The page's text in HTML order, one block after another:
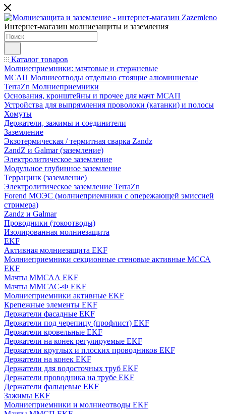
Интернет-магазин молниезащиты и заземления
Каталог товаров
Молниеприемники: мачтовые и стержневые
МСАП Молниеотводы отдельно стоящие алюминиевые
TerraZn Молниеприемники
Основания, кронштейны и прочее для мачт МСАП
Устройства для выпрямления проволоки (катанки) и полосы
Хомуты
Держатели, зажимы и соединители
Заземление
Экзотермическая / термитная сварка Zandz
ZandZ и Galmar (заземление)
Электролитическое заземление
Модульное глубинное заземление
Террацинк (заземление)
Электролитическое заземление TerraZn
Forend МОЭС (молниеприемники с опережающей эмиссией
стримера)
Zandz и Galmar
Проводники (токоотводы)
Изолированная молниезащита
EKF
Активная молниезащита EKF
Молниеприемники секционные стеновые активные МССА
EKF
Мачты ММСАА EKF
Мачты ММСАС-Ф EKF
Молниеприемники активные EKF
Крепежные элементы EKF
Держатели фасадные EKF
Держатели под черепицу (профлист) EKF
Держатели кровельные EKF
Держатели на конек регулируемые EKF
Держатели круглых и плоских проводников EKF
Держатели на конек EKF
Держатели для водосточных труб EKF
Держатели проводника на трубе EKF
Держатели фальцевые EKF
Зажимы EKF
Молниеприемники и молниеотводы EKF